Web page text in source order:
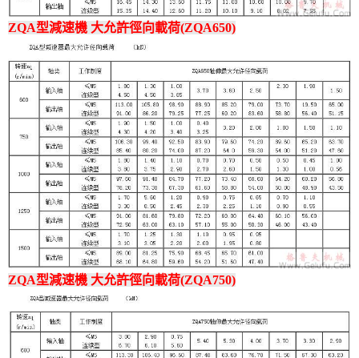
ZQA型減速機 大允許徑向載荷(ZQA650)
ZQA型減速機 大允許徑向載荷(ZQA750)